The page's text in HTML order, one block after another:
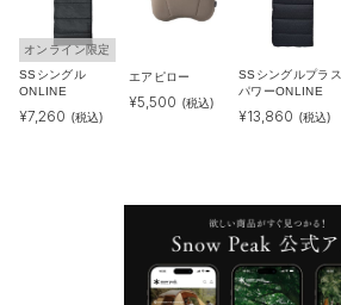
オンライン限定
SSシングル
ONLINE
¥7,260 (税込)
エアピロー
¥5,500 (税込)
SSシングルプラス
パワーONLINE
¥13,860 (税込)